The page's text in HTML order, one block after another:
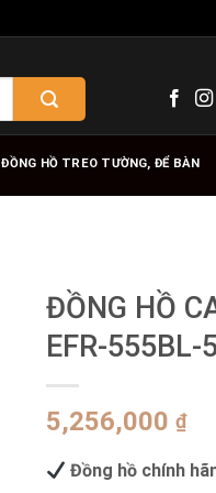
ĐỒNG HỒ TREO TƯỜNG, ĐỂ BÀN
ĐỒNG HỒ
EFR-555BL-
5,256,000 ₫
Đồng hồ chính